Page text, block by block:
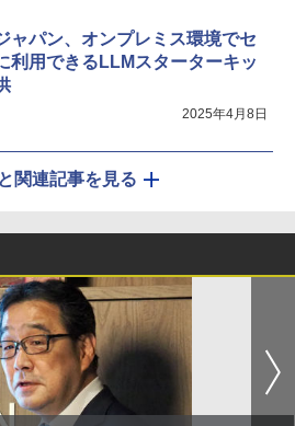
ャパン、オンプレミス環境でセ
利用できるLLMスターターキッ
2025年4月8日
関連記事を見る